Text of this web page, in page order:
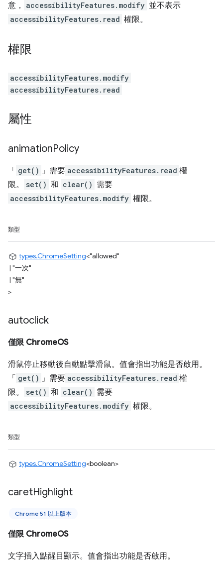
意，
accessibilityFeatures.modify 並不表示
accessibilityFeatures.read 權限。
權限
accessibilityFeatures.modify
accessibilityFeatures.read
屬性
animationPolicy
「 get() 」需要 accessibilityFeatures.read 權
限。
set() 和 clear() 需要
accessibilityFeatures.modify 權限。
類型
types.ChromeSetting<"allowed"
| "一次"
| "無"
>
autoclick
僅限 ChromeOS
滑鼠停止移動後自動點擊滑鼠。值會指出功能是否啟用。
「 get() 」需要 accessibilityFeatures.read 權
限。
set() 和 clear() 需要
accessibilityFeatures.modify 權限。
類型
types.ChromeSetting<boolean>
caretHighlight
Chrome 51 以上版本
僅限 ChromeOS
文字插入點醒目顯示。值會指出功能是否啟用。